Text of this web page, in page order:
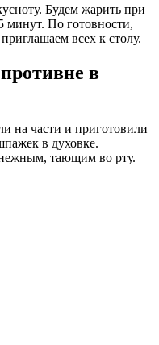
Будем жарить при
минут. По готовности,
всех к столу.
в
на части и приготовили
в духовке.
тающим во рту.